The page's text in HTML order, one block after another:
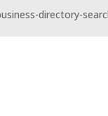
directory-